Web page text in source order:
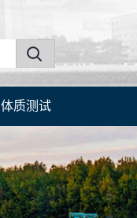
体质测试